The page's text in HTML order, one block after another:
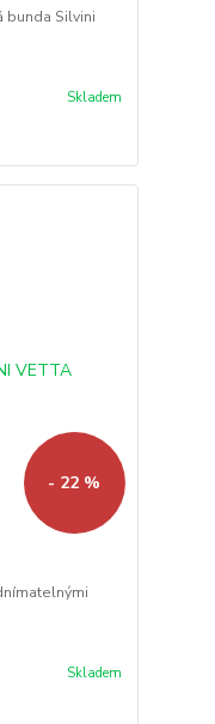
bunda Silvini
Skladem
- 22 %
Skladem